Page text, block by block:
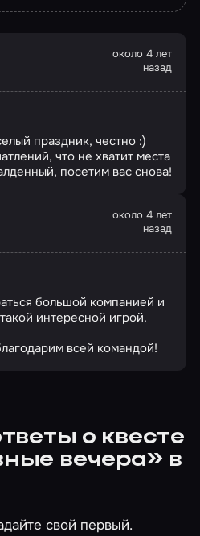
около 4 лет
назад
праздник, честно :)
что не хватит места
посетим вас снова!
около 4 лет
назад
большой компанией и
интересной игрой.
всей командой!
о квесте
вечера» в
свой первый.